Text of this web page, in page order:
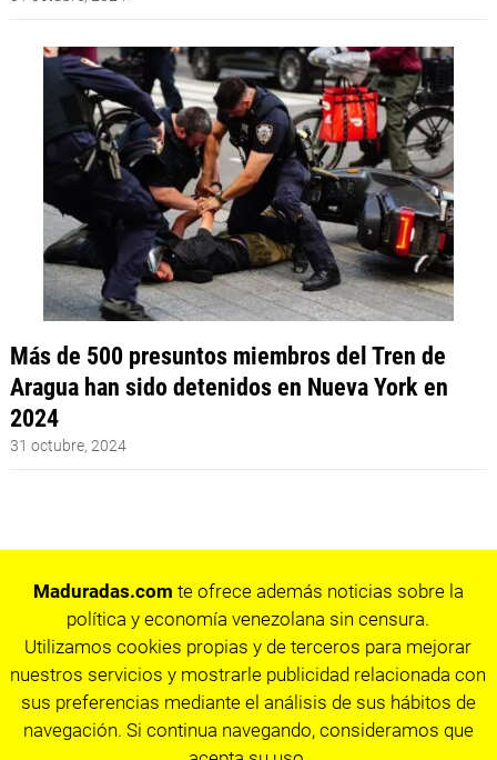
Más de 500 presuntos miembros del Tren de
Aragua han sido detenidos en Nueva York en
2024
31 octubre, 2024
Maduradas.com te ofrece además noticias sobre la
política y economía venezolana sin censura.
Utilizamos cookies propias y de terceros para mejorar
nuestros servicios y mostrarle publicidad relacionada con
sus preferencias mediante el análisis de sus hábitos de
navegación. Si continua navegando, consideramos que